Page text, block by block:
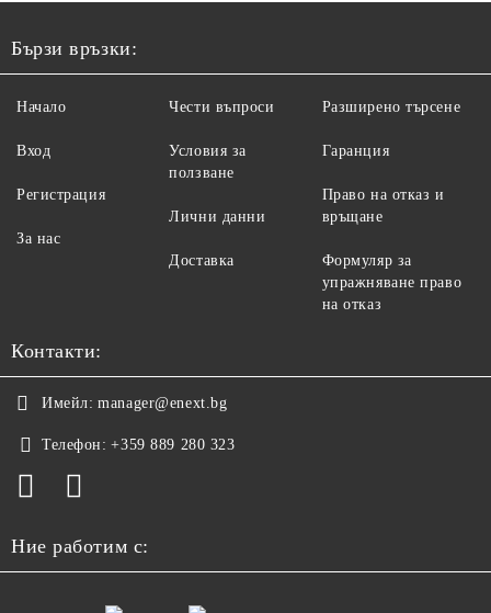
Бързи връзки:
Начало
Вход
Регистрация
За нас
Чести въпроси
Условия за
ползване
Лични данни
Доставка
Разширено търсене
Гаранция
Право на отказ и
връщане
Формуляр за
упражняване право
на отказ
Контакти:
Имейл: manager@enext.bg
Телефон: +359 889 280 323
Ние работим с: